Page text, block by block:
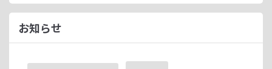
今後はサジェスト以外のキーワード取得手段も有料プランに
て提供してまいりますので、そちらにて対応できる見通しで
ございます。
い。
ラッコIDアフィリエイトにて、「ラッコキーワード」のアフ
ィリエイト案件をお取り扱いいたしております。
無料のユーザー登録、利用開始（初回ログイン）と有料プラ
※ラッコIDの重複登録と思われる場合は、成果が発生いたし
お知らせ